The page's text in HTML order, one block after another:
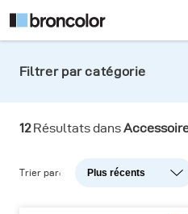
Trouver les lampes pilotes
Filtrer par catégorie
12Résultats dans
Trier par: Plus récents
Plus récents